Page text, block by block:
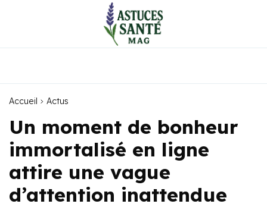
Accueil Actus
Un moment de bonheur
immortalisé en ligne
attire une vague
d’attention inattendue